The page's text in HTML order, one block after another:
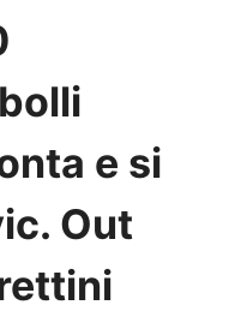
e si
Out